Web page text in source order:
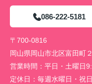
086-222-5181
〒700-0816
岡山県岡山市北区富田町
営業時間： 平日・土曜日
定休日： 毎週水曜日・祝日